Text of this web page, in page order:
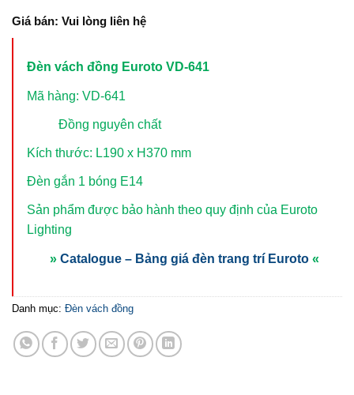
Giá bán: Vui lòng liên hệ
Đèn vách đồng Euroto VD-641
Mã hàng: VD-641
Đồng nguyên chất
Kích thước: L190 x H370 mm
Đèn gắn 1 bóng E14
Sản phẩm được bảo hành theo quy định của Euroto
Lighting
» Catalogue – Bảng giá đèn trang trí Euroto «
Danh mục: Đèn vách đồng